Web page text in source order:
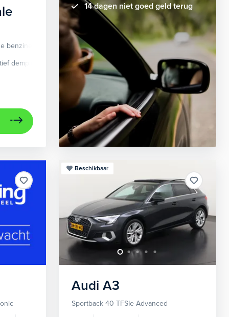
cruise control adaptief dodehoek detectie
elektrisch
benzine
Automaat
demping systeem Apple Carplay/Android Auto
audio
14 dagen niet goed geld terug
Beschikbaar
Audi A3
Sportback 40 TFSIe Advanced